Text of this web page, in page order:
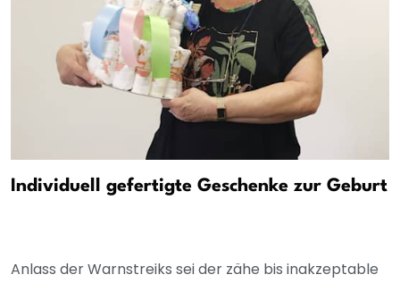
Individuell gefertigte Geschenke zur Geburt
Anlass der Warnstreiks sei der zähe bis inakzeptable